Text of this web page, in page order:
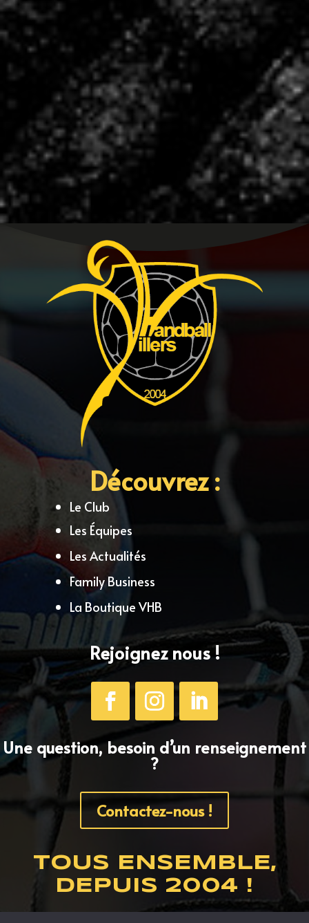
Découvrez :
Le Club
Les Équipes
Les Actualités
Family Business
La Boutique VHB
Rejoignez nous !
Une question, besoin d’un renseignement
?
Contactez-nous !
TOUS ENSEMBLE,
DEPUIS 2004 !